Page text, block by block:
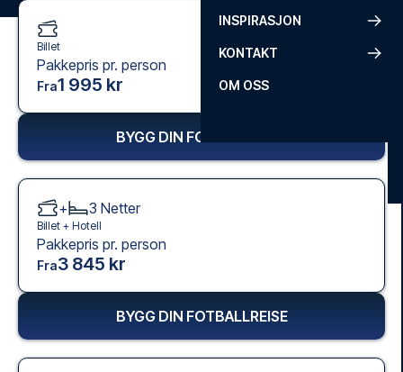
INSPIRASJON
KONTAKT
OM OSS
Billet
Pakkepris pr. person
Fra1 995 kr
BYGG DIN FOTBALLREISE
+ 3 Netter
Billet + Hotell
Pakkepris pr. person
Fra3 845 kr
BYGG DIN FOTBALLREISE